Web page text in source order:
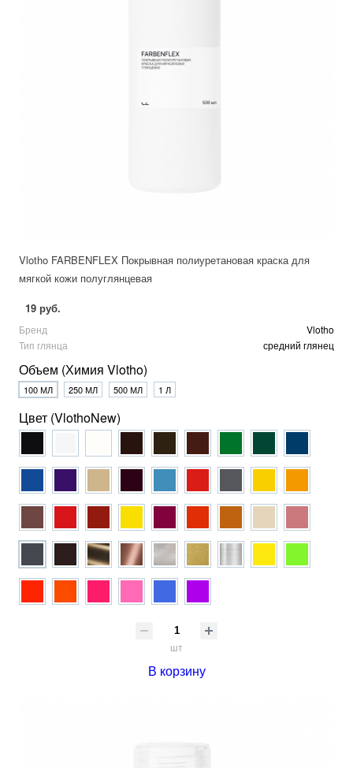
Vlotho FARBENFLEX Покрывная полиуретановая краска для
мягкой кожи полуглянцевая
19 руб.
Бренд
Vlotho
Тип глянца
средний глянец
Объем (Химия Vlotho)
100 МЛ 250 МЛ 500 МЛ 1 Л
Цвет (VlothoNew)
шт
В корзину